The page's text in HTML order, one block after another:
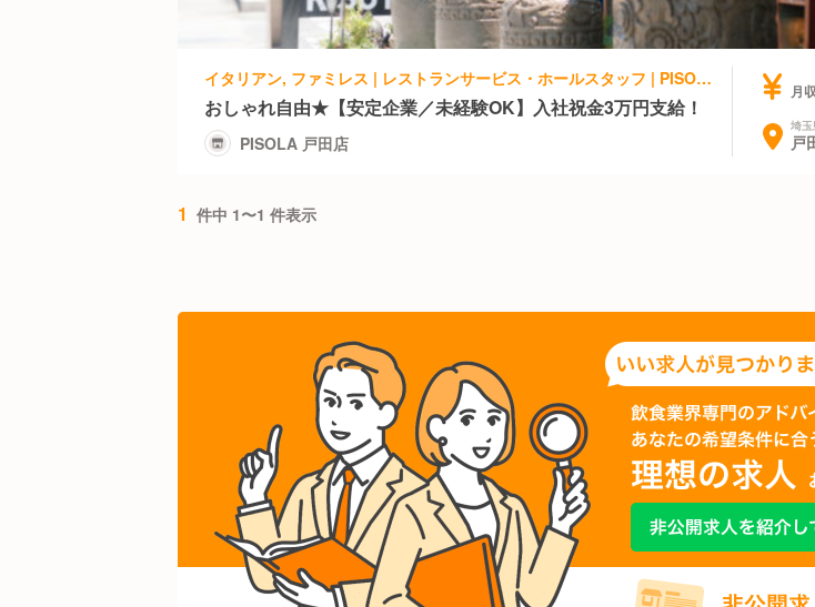
イタリアン, ファミレス | レストランサービス・ホールスタッフ | PISOLA 戸田店
おしゃれ自由★【安定企業／未経験OK】入社祝金3万円支給！
PISOLA 戸田店
月
埼
戸
1 件中 1〜1 件表示